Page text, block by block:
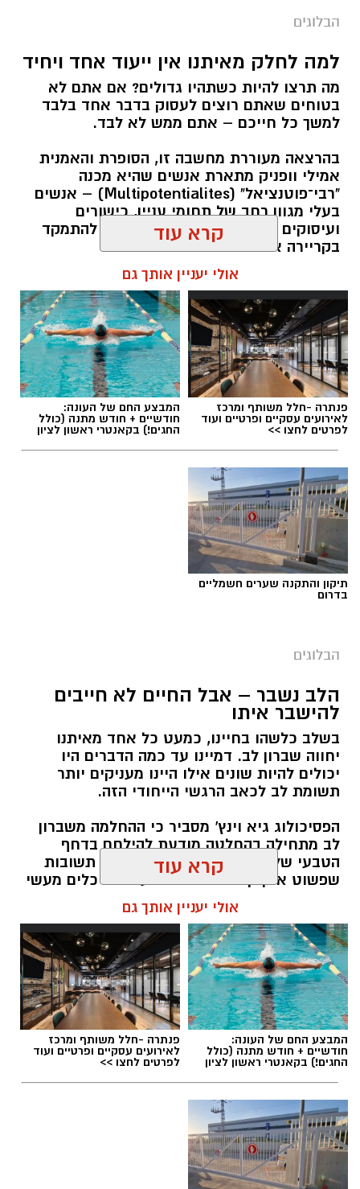
הבלוגים
למה לחלק מאיתנו אין ייעוד אחד ויחיד
מה תרצו להיות כשתהיו גדולים? אם אתם לא
בטוחים שאתם רוצים לעסוק בדבר אחד בלבד
למשך כל חייכם – אתם ממש לא לבד.
בהרצאה מעוררת מחשבה זו, הסופרת והאמנית
אמילי וופניק מתארת אנשים שהיא מכנה
"רבי־פוטנציאל" (Multipotentialites) – אנשים
בעלי מגוון רחב של תחומי עניין, כישורים
ועיסוקים שונים לאורך חייהם, במקום להתמקד
בקריירה אחת בלבד.
האם גם אתם כאלה?
אלדה נתנאל / 09:20 07.08.26
יש לכם מידע חשוב שטרם נחשף? צילומים מאירוע
חדשותי? מצאתם טעות בכתבה? נשמח שתשתפו
אותנו
קרא עוד
אולי יעניין אותך גם
פנתרה -חלל משותף ומרכז
לאירועים עסקיים ופרטיים ועוד
לפרטים לחצו >>
המבצע החם של העונה:
חודשיים + חודש מתנה (כולל
החגים!) בקאנטרי ראשון לציון
תיקון והתקנה שערים חשמליים
בדרום
הבלוגים
הלב נשבר – אבל החיים לא חייבים
להישבר איתו
בשלב כלשהו בחיינו, כמעט כל אחד מאיתנו
יחווה שברון לב. דמיינו עד כמה הדברים היו
יכולים להיות שונים אילו היינו מעניקים יותר
תשומת לב לכאב הרגשי הייחודי הזה.
הפסיכולוג גיא וינץ' מסביר כי ההחלמה משברון
לב מתחילה בהחלטה מודעת להילחם בדחף
הטבעי שלנו לייפות את העבר ולחפש תשובות
שפשוט אינן קיימות. הוא מציע ארגז כלים מעשי
שיעזור לנו, בהדרגה, להשתחרר מהכאב ולהמשיך
הלב שלנו אולי נשבר לפעמים, אבל אנחנו לא
חייבים להישבר יחד איתו.
מערכת האתר / 09:04 23.07.26
תגים:טד
קרא עוד
אולי יעניין אותך גם
המבצע החם של העונה:
חודשיים + חודש מתנה (כולל
החגים!) בקאנטרי ראשון לציון
פנתרה -חלל משותף ומרכז
לאירועים עסקיים ופרטיים ועוד
לפרטים לחצו >>